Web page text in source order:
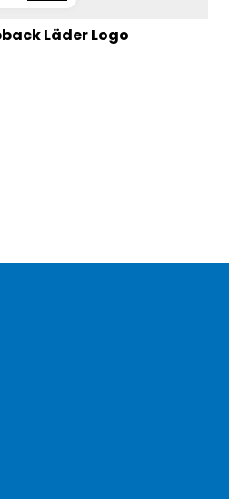
prisetpriset
Läder Logo